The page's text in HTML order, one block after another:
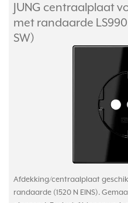
JUNG centraalplaat
met randaarde LS990
SW)
Afdekking/centraalplaat
randaarde (1520 N EINS).